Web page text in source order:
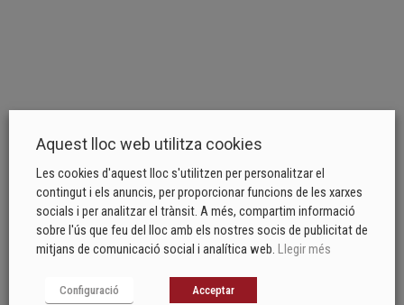
Aquest lloc web utilitza cookies
Les cookies d'aquest lloc s'utilitzen per personalitzar el
contingut i els anuncis, per proporcionar funcions de les xarxes
socials i per analitzar el trànsit. A més, compartim informació
sobre l'ús que feu del lloc amb els nostres socis de publicitat de
mitjans de comunicació social i analítica web. Llegir més
Configuració Acceptar